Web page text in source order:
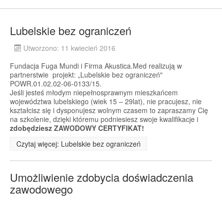
Lubelskie bez ograniczeń
Utworzono: 11 kwiecień 2016
Fundacja Fuga Mundi i Firma Akustica.Med realizują w
partnerstwie projekt: „Lubelskie bez ograniczeń"
POWR.01.02.02-06-0133/15.
Jeśli jesteś młodym niepełnosprawnym mieszkańcem
województwa lubelskiego (wiek 15 – 29lat), nie pracujesz, nie
kształcisz się i dysponujesz wolnym czasem to zapraszamy Cię
na szkolenie, dzięki któremu podniesiesz swoje kwalifikacje i
zdobędziesz ZAWODOWY CERTYFIKAT!
Czytaj więcej: Lubelskie bez ograniczeń
Umożliwienie zdobycia doświadczenia
zawodowego